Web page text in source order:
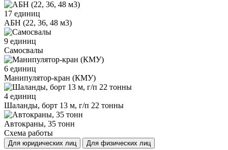
17 единиц
АБН (22, 36, 48 м3)
9 единиц
Самосвалы
6 единиц
Манипулятор-кран (КМУ)
4 единиц
Шаланды, борт 13 м, г/п 22 тонны
Автокраны, 35 тонн
Схема работы
Для юридических лиц Для физических лиц